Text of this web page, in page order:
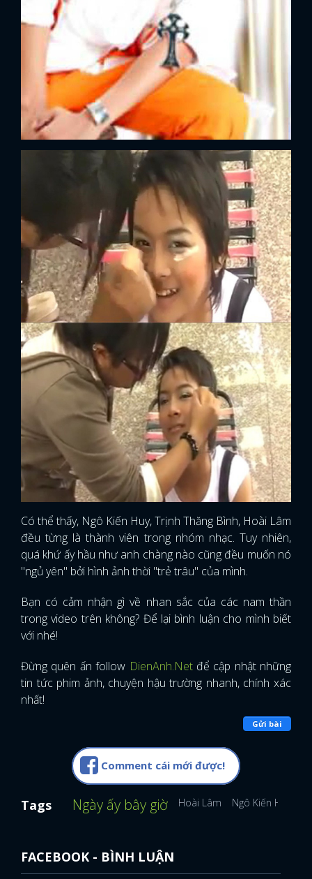
Có thể thấy, Ngô Kiến Huy, Trịnh Thăng Bình, Hoài Lâm
đều từng là thành viên trong nhóm nhạc. Tuy nhiên,
quá khứ ấy hầu như anh chàng nào cũng đều muốn nó
"ngủ yên" bởi hình ảnh thời "trẻ trâu" của mình.
Bạn có cảm nhận gì về nhan sắc của các nam thần
trong video trên không? Để lại bình luận cho mình biết
với nhé!
Đừng quên ấn follow DienAnh.Netđể cập nhật những
tin tức phim ảnh, chuyện hậu trường nhanh, chính xác
nhất!
Gửi bài
Comment cái mới được!
Tags Ngày ấy bây giờ Hoài Lâm Ngô Kiến Huy
FACEBOOK - BÌNH LUẬN